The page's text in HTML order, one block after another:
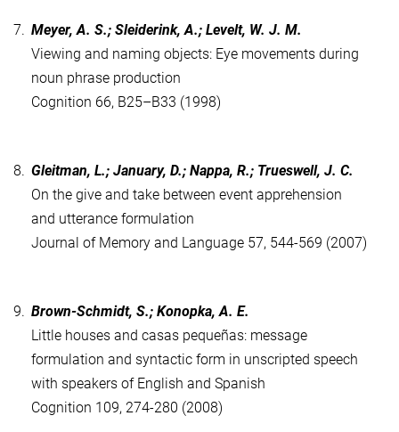
7. Meyer, A. S.; Sleiderink, A.; Levelt, W. J. M.
Viewing and naming objects: Eye movements during
noun phrase production
Cognition 66, B25–B33 (1998)
8. Gleitman, L.; January, D.; Nappa, R.; Trueswell, J. C.
On the give and take between event apprehension
and utterance formulation
Journal of Memory and Language 57, 544-569 (2007)
9. Brown-Schmidt, S.; Konopka, A. E.
Little houses and casas pequeñas: message
formulation and syntactic form in unscripted speech
with speakers of English and Spanish
Cognition 109, 274-280 (2008)